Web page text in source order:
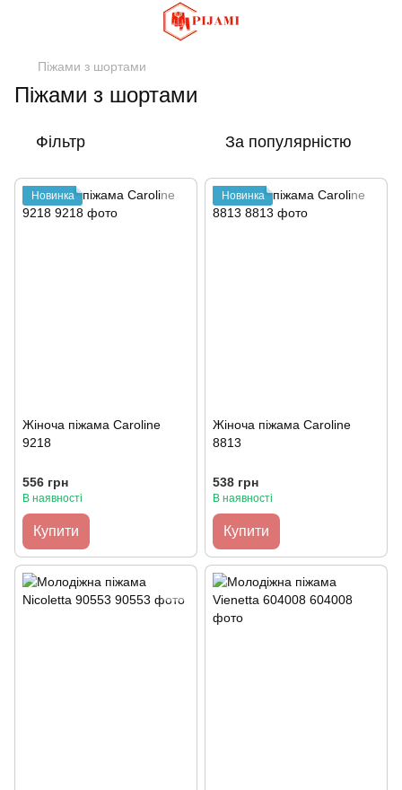
Піжами з шортами
Піжами з шортами
Фільтр За популярністю
Новинка
Жіноча піжама Caroline
9218
556 грн
В наявності
Купити
Новинка
Жіноча піжама Caroline
8813
538 грн
В наявності
Купити